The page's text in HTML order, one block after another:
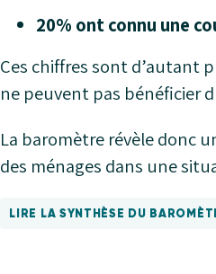
20% ont connu une
Ces chiffres sont d’autant
ne peuvent pas bénéficier
La baromètre révèle donc
des ménages dans une
LIRE LA SYNTHÈSE DU